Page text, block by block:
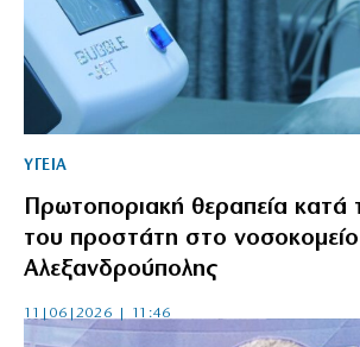
ΥΓΕΙΑ
Πρωτοποριακή θεραπεία κατά
του προστάτη στο νοσοκομείο
Αλεξανδρούπολης
11|06|2026 | 11:46